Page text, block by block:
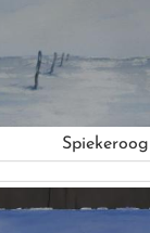
Spiekeroog